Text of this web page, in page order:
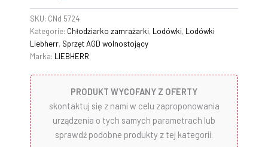
SKU: CNd 5724
Kategorie: Chłodziarko zamrażarki, Lodówki, Lodówki
Liebherr, Sprzęt AGD wolnostojący
Marka: LIEBHERR
PRODUKT WYCOFANY Z OFERTY
skontaktuj się z nami w celu zaproponowania
urządzenia o tych samych parametrach lub
sprawdź podobne produkty z tej kategorii.